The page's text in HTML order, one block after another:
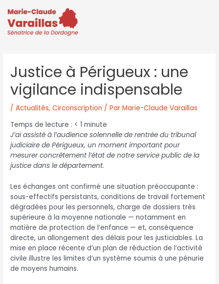
Justice à Périgueux : une
vigilance indispensable
/Actualités,Circonscription / ParMarie-Claude Varaillas
Temps de lecture : < 1 minute
J’ai assisté à l’audience solennelle de rentrée du tribunal
judiciaire de Périgueux, un moment important pour
mesurer concrètement l’état de notre service public de la
justice dans le département.
Les échanges ont confirmé une situation préoccupante :
sous-effectifs persistants, conditions de travail fortement
dégradées pour les personnels, charge de dossiers très
supérieure à la moyenne nationale — notamment en
matière de protection de l’enfance — et, conséquence
directe, un allongement des délais pour les justiciables. La
mise en place récente d’un plan de réduction de l’activité
civile illustre les limites d’un système soumis à une pénurie
de moyens humains.